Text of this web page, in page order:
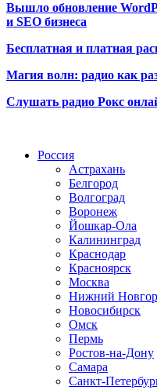
Вышло обновление
и SEO бизнеса
Бесплатная и платная
Магия волн: радио как
Слушать радио Рокс
Россия
Астрахань
Белгород
Волгоград
Воронеж
Йошкар-Ола
Калининград
Краснодар
Красноярск
Москва
Нижний
Новосибирск
Омск
Пермь
Ростов-на-Дону
Самара
Санкт-